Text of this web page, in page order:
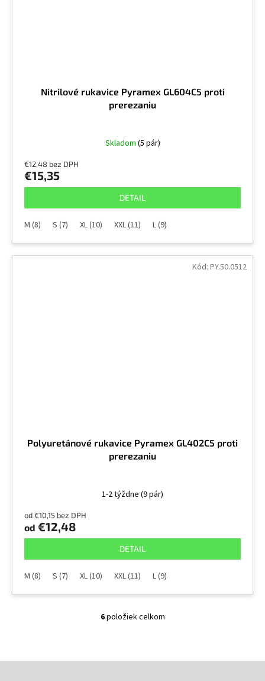
Nitrilové rukavice Pyramex GL604C5 proti
prerezaniu
Skladom (5 pár)
€12,48 bez DPH
€15,35
DETAIL
M (8) S (7) XL (10) XXL (11) L (9)
Polyuretánové rukavice Pyramex GL402C5 proti
prerezaniu
1-2 týždne (9 pár)
od €10,15 bez DPH
od €12,48
DETAIL
M (8) S (7) XL (10) XXL (11) L (9)
Kód: PY.50.0512
O
6položiek celkom